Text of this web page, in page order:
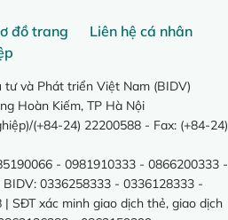
đồ trang
Liên hệ cá nhân
và Phát triển Việt Nam (BIDV)
Hoàn Kiếm, TP Hà Nội
(+84-24) 22200588 - Fax: (+84-24)
- 0981910333 - 0866200333 -
0336258333 - 0336128333 -
SĐT xác minh giao dịch thẻ, giao dịch